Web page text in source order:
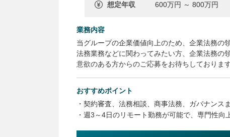
想定年収
600万円 ～ 800万円
業務内容
当グループの企業価値向上のため、企業法務の
法務業務などに関わってみたい方、企業法務の
意欲のある方からのご応募をお待ちしております
【主な職務】
・契約審査業務
・法務相談業務（債権回収、紛争対応を含む。）
・商事法務業務（株主総会運営その他会社法関
・ガバナンス関連業務（部門主管の規程の制定
おすすめポイント
・契約審査、法務相談、商事法務、ガバナンス
・週3～4日のリモート勤務が可能で、専門性